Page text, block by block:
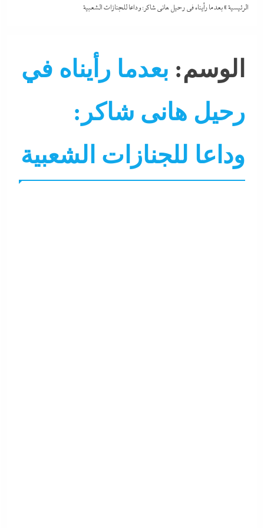
الرئيسية»بعدما رأيناه في رحيل هانى شاكر: وداعا للجنازات الشعبية
الوسم: بعدما رأيناه في
رحيل هانى شاكر:
وداعا للجنازات الشعبية
ألبومات التحليل اللحظي جاءنا الآن فنون نجوم